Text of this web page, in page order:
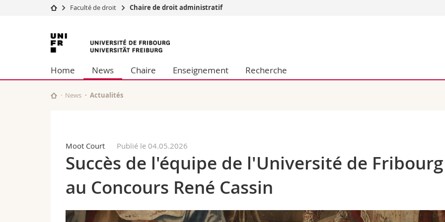
Université
Recherche
Université
Formation continue
Sciences économiques et sociales et management
Lettres et sciences humaines
Chercheurs
Faculté de droit Chaire de droit administratif
Université
de
Fribourg
Home News Chaire Enseignement Recherche
News Actualités
Moot Court Publié le 04.05.2026
Succès de l'équipe de l'Université de Fribourg
au Concours René Cassin